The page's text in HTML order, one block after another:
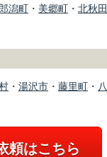
潟町 ・ 美郷町 ・ 北秋田
・ 湯沢市 ・ 藤里町 ・
頼はこちら